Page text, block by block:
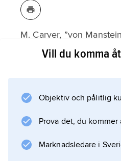
M. Carver, ”von
(utgivare),
Information om
Vill du komma
Objektiv och pålitlig
Prova det, du
Marknadsledare i